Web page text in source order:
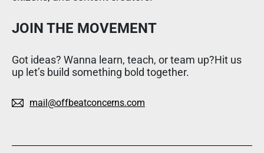
JOIN THE MOVEMENT
Got ideas? Wanna learn, teach, or team up?Hit us
up let’s build something bold together.
mail@offbeatconcerns.com